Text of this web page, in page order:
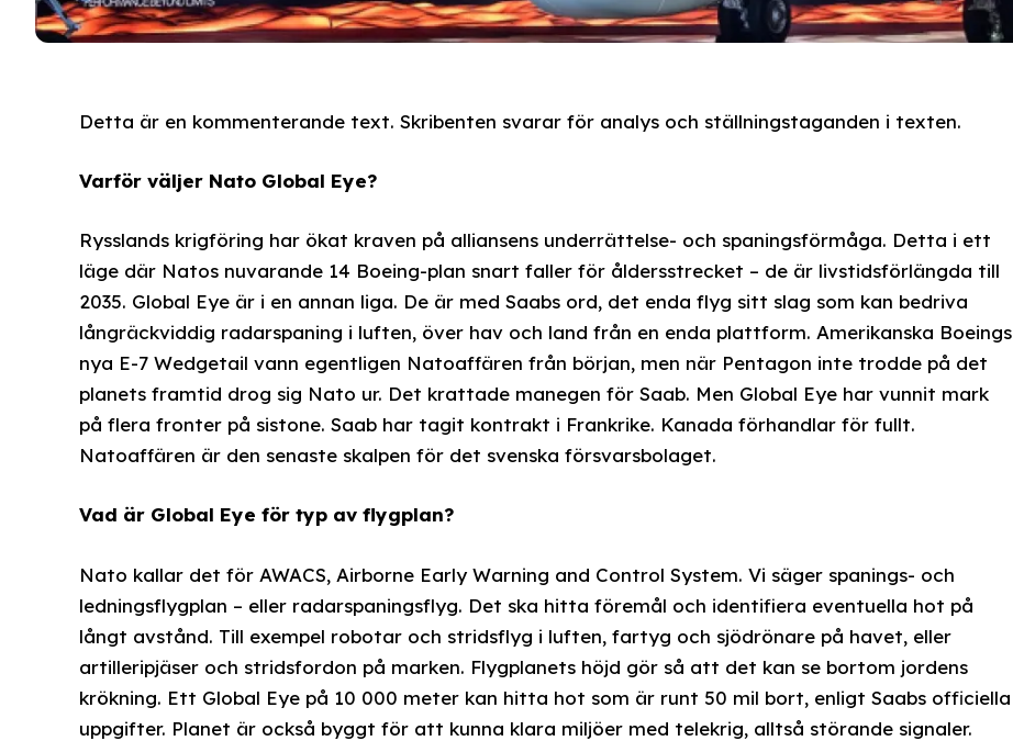
Detta är en kommenterande text. Skribenten svarar för analys och ställningstaganden i texten.
Varför väljer Nato Global Eye?
Rysslands krigföring har ökat kraven på alliansens underrättelse- och spaningsförmåga. Detta i ett
läge där Natos nuvarande 14 Boeing-plan snart faller för åldersstrecket – de är livstidsförlängda till
2035. Global Eye är i en annan liga. De är med Saabs ord, det enda flyg sitt slag som kan bedriva
långräckviddig radarspaning i luften, över hav och land från en enda plattform. Amerikanska Boeings
nya E-7 Wedgetail vann egentligen Natoaffären från början, men när Pentagon inte trodde på det
planets framtid drog sig Nato ur. Det krattade manegen för Saab. Men Global Eye har vunnit mark
på flera fronter på sistone. Saab har tagit kontrakt i Frankrike. Kanada förhandlar för fullt.
Natoaffären är den senaste skalpen för det svenska försvarsbolaget.
Vad är Global Eye för typ av flygplan?
Nato kallar det för AWACS, Airborne Early Warning and Control System. Vi säger spanings- och
ledningsflygplan – eller radarspaningsflyg. Det ska hitta föremål och identifiera eventuella hot på
långt avstånd. Till exempel robotar och stridsflyg i luften, fartyg och sjödrönare på havet, eller
artilleripjäser och stridsfordon på marken. Flygplanets höjd gör så att det kan se bortom jordens
krökning. Ett Global Eye på 10 000 meter kan hitta hot som är runt 50 mil bort, enligt Saabs officiella
uppgifter. Planet är också byggt för att kunna klara miljöer med telekrig, alltså störande signaler.